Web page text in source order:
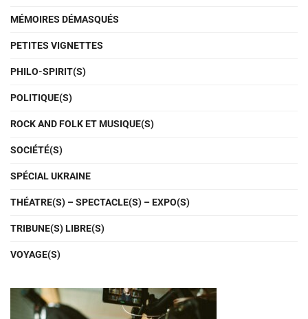
MÉMOIRES DÉMASQUÉS
PETITES VIGNETTES
PHILO-SPIRIT(S)
POLITIQUE(S)
ROCK AND FOLK ET MUSIQUE(S)
SOCIÉTÉ(S)
SPÉCIAL UKRAINE
THÉATRE(S) – SPECTACLE(S) – EXPO(S)
TRIBUNE(S) LIBRE(S)
VOYAGE(S)